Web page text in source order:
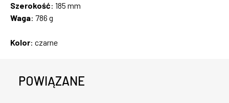
Szerokość: 185 mm
Waga: 786 g
Kolor: czarne
POWIĄZANE